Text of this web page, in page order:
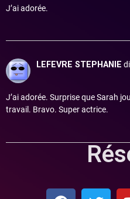
J’ai adorée.
LEFEVRE STEPHANIE
J’ai adorée. Surprise que Sarah
travail. Bravo. Super actrice.